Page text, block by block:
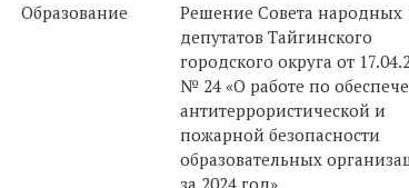
Образование
Решение Совета народных
депутатов Тайгинского
городского округа от
№ 24 «О работе по
антитеррористической и
пожарной безопасности
образовательных
за 2024 год»